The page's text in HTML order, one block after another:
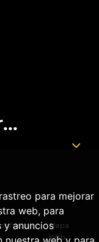
para mejorar
web, para
y anunciosMapa
Web